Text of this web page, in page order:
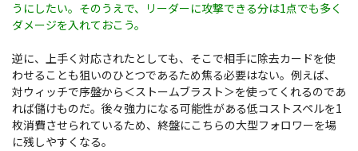
うにしたい。そのうえで、リーダーに攻撃できる分は1点でも多く
ダメージを入れておこう。
逆に、上手く対応されたとしても、そこで相手に除去カードを使
わせることも狙いのひとつであるため焦る必要はない。例えば、
対ウィッチで序盤から＜ストームブラスト＞を使ってくれるのであ
れば儲けものだ。後々強力になる可能性がある低コストスペルを1
枚消費させられているため、終盤にこちらの大型フォロワーを場
に残しやすくなる。